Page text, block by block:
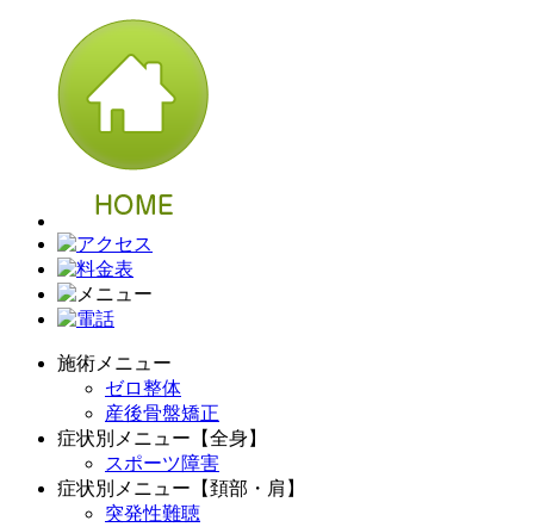
施術メニュー
ゼロ整体
産後骨盤矯正
症状別メニュー【全身】
スポーツ障害
症状別メニュー【頚部・肩】
突発性難聴